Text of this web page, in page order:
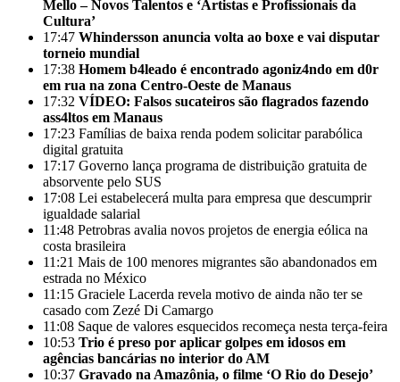
Mello – Novos Talentos e ‘Artistas e Profissionais da
Cultura’
17:47 Whindersson anuncia volta ao boxe e vai disputar
torneio mundial
17:38 Homem b4leado é encontrado agoniz4ndo em d0r
em rua na zona Centro-Oeste de Manaus
17:32 VÍDEO: Falsos sucateiros são flagrados fazendo
ass4ltos em Manaus
17:23 Famílias de baixa renda podem solicitar parabólica
digital gratuita
17:17 Governo lança programa de distribuição gratuita de
absorvente pelo SUS
17:08 Lei estabelecerá multa para empresa que descumprir
igualdade salarial
11:48 Petrobras avalia novos projetos de energia eólica na
costa brasileira
11:21 Mais de 100 menores migrantes são abandonados em
estrada no México
11:15 Graciele Lacerda revela motivo de ainda não ter se
casado com Zezé Di Camargo
11:08 Saque de valores esquecidos recomeça nesta terça-feira
10:53 Trio é preso por aplicar golpes em idosos em
agências bancárias no interior do AM
10:37 Gravado na Amazônia, o filme ‘O Rio do Desejo’